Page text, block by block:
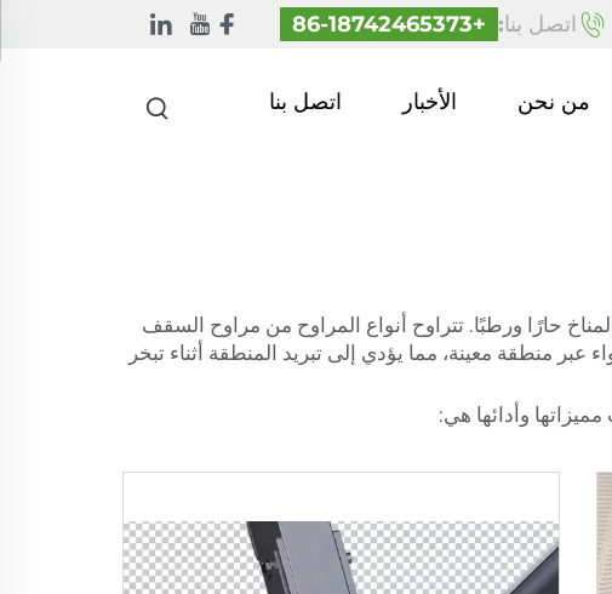
اتصل بنا: +86-18742465373
من نحن الأخبار اتصل بنا
حارًا ورطبًا. تتراوح أنواع المراوح من مراوح السقف
منطقة معينة، مما يؤدي إلى تبريد المنطقة أثناء تبخر
وأدائها هي: